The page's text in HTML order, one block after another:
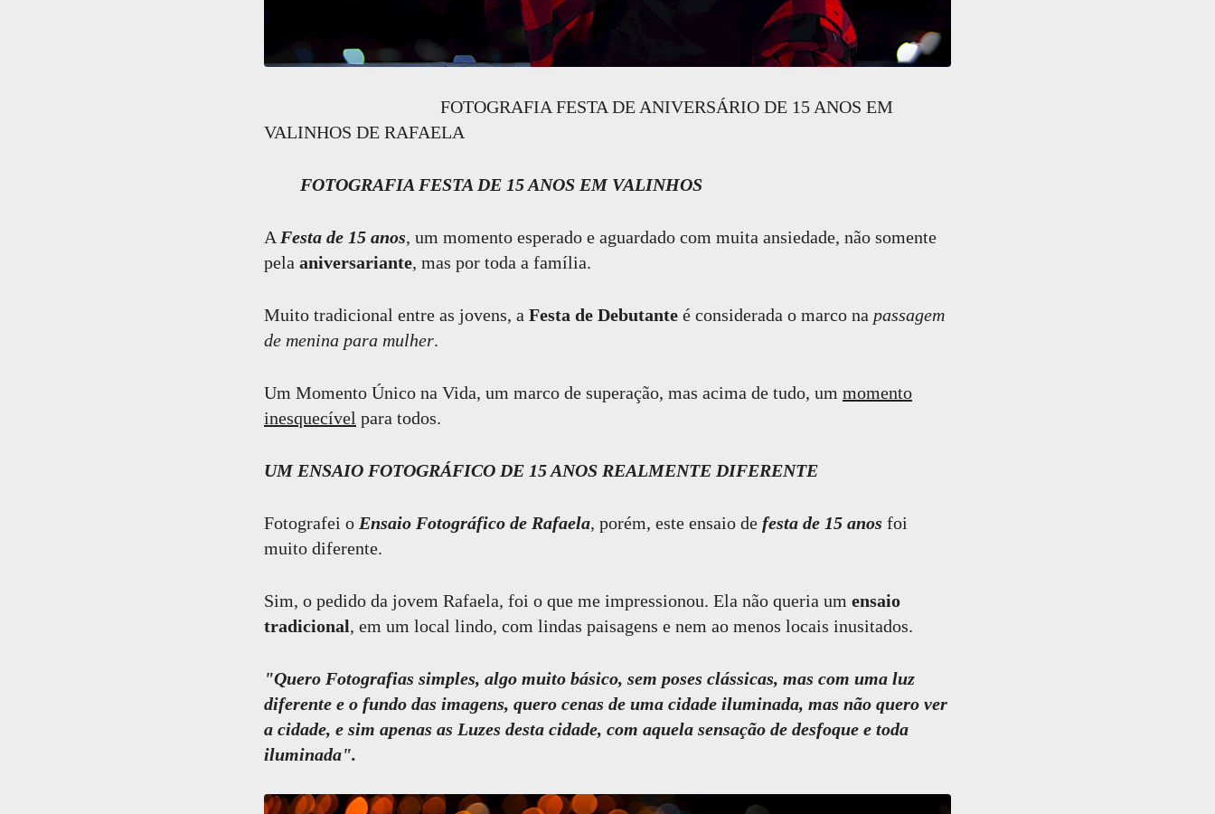
FOTOGRAFIA FESTA DE ANIVERSÁRIO DE 15 ANOS EM
VALINHOS DE RAFAELA
FOTOGRAFIA FESTA DE 15 ANOS EM VALINHOS
A Festa de 15 anos, um momento esperado e aguardado com muita ansiedade, não somente
pela aniversariante, mas por toda a família.
Muito tradicional entre as jovens, a Festa de Debutante é considerada o marco na passagem
de menina para mulher.
Um Momento Único na Vida, um marco de superação, mas acima de tudo, um momento
inesquecível para todos.
UM ENSAIO FOTOGRÁFICO DE 15 ANOS REALMENTE DIFERENTE
Fotografei o Ensaio Fotográfico de Rafaela, porém, este ensaio de festa de 15 anos foi
muito diferente.
Sim, o pedido da jovem Rafaela, foi o que me impressionou. Ela não queria um ensaio
tradicional, em um local lindo, com lindas paisagens e nem ao menos locais inusitados.
"Quero Fotografias simples, algo muito básico, sem poses clássicas, mas com uma luz
diferente e o fundo das imagens, quero cenas de uma cidade iluminada, mas não quero ver
a cidade, e sim apenas as Luzes desta cidade, com aquela sensação de desfoque e toda
iluminada".